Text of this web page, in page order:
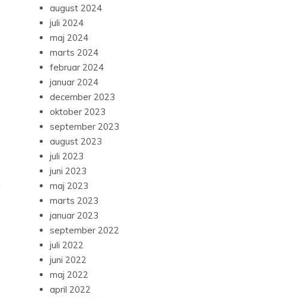
august 2024
juli 2024
maj 2024
marts 2024
februar 2024
januar 2024
december 2023
oktober 2023
september 2023
august 2023
juli 2023
juni 2023
maj 2023
marts 2023
januar 2023
september 2022
juli 2022
juni 2022
maj 2022
april 2022